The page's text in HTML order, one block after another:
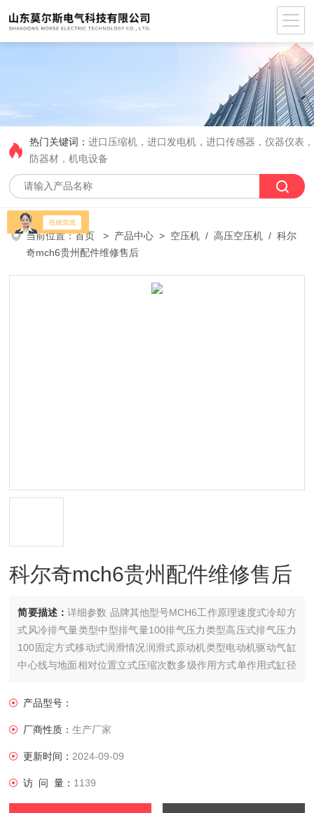
热门关键词：进口压缩机，进口发电机，进口传感器，仪器仪表
防器材，机电设备
当前位置：首页 > 产品中心 > 空压机 /高压空压机 / 科尔
奇mch6贵州配件维修售后
科尔奇mch6贵州配件维修售后
简要描述：详细参数 品牌其他型号MCH6工作原理速度式冷却方
式风冷排气量类型中型排气量100排气压力类型高压式排气压力
100固定方式移动式润滑情况润滑式原动机类型电动机驱动气缸
中心线与地面相对位置立式压缩次数多级作用方式单作用式缸径
产品型号：
厂商性质：生产厂家
更新时间： 2024-09-09
访 问 量： 1139